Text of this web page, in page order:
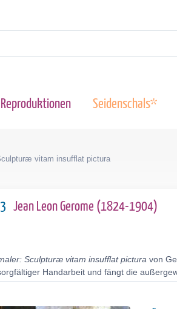
Seidenschals*
vitam insufflat pictura
Jean Leon Gerome (1824-1904)
Sculpturæ vitam insufflat pictura von
Handarbeit und fängt die